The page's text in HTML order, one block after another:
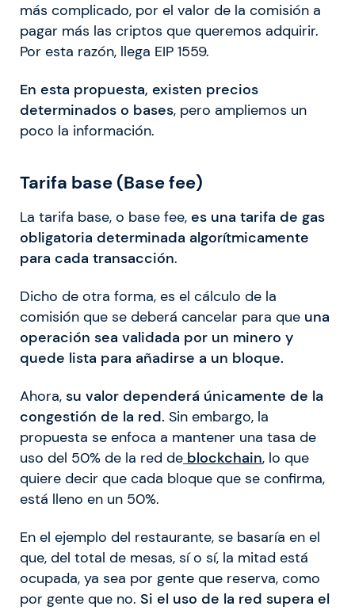
más complicado, por el valor de la comisión a
pagar más las criptos que queremos adquirir.
Por esta razón, llega EIP 1559.
En esta propuesta, existen precios
determinados o bases, pero ampliemos un
poco la información.
Tarifa base (Base fee)
La tarifa base, o base fee, es una tarifa de gas
obligatoria determinada algorítmicamente
para cada transacción.
Dicho de otra forma, es el cálculo de la
comisión que se deberá cancelar para que una
operación sea validada por un minero y
quede lista para añadirse a un bloque.
Ahora, su valor dependerá únicamente de la
congestión de la red. Sin embargo, la
propuesta se enfoca a mantener una tasa de
uso del 50% de la red de blockchain, lo que
quiere decir que cada bloque que se confirma,
está lleno en un 50%.
En el ejemplo del restaurante, se basaría en el
que, del total de mesas, sí o sí, la mitad está
ocupada, ya sea por gente que reserva, como
por gente que no. Si el uso de la red supera el